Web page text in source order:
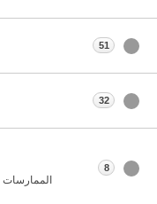
51
32
الممارسات
8